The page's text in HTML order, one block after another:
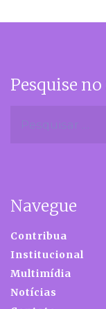
Pesquise no
Navegue
Contribua
Institucional
Multimídia
Notícias